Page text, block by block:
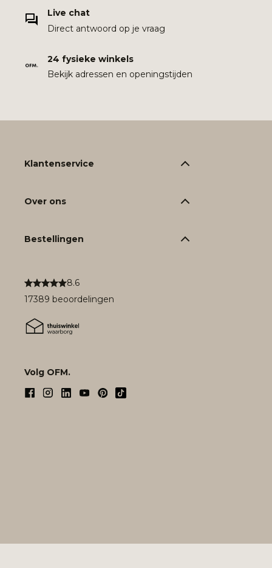
Live chat
Direct antwoord op je vraag
24 fysieke winkels
Bekijk adressen en openingstijden
8.6
17389 beoordelingen
Volg OFM.
Klantenservice
Over ons
Bestellingen